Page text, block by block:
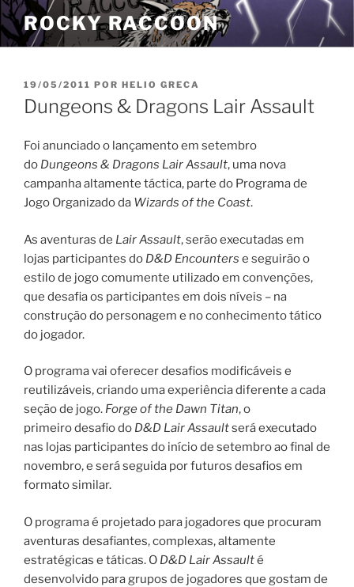
Pular
para
o
ROCKY RACCOON
PUBLICADO
EM
19/05/2011 POR HELIO GRECA
Dungeons & Dragons Lair Assault
Foi anunciado o lançamento em setembro
do Dungeons & Dragons Lair Assault, uma nova
campanha altamente táctica, parte do Programa de
Jogo Organizado da Wizards of the Coast.
As aventuras de Lair Assault, serão executadas em
lojas participantes do D&D Encounters e seguirãoo
estilo de jogo comumente utilizado em convenções,
que desafia os participantes em dois níveis – na
construção do personagem e no conhecimento tático
do jogador.
O programa vai oferecer desafios modificáveis e
reutilizáveis, criando uma experiência diferente a cada
seção de jogo. Forge of the Dawn Titan, o
primeiro desafio do D&D Lair Assaultserá executado
nas lojas participantes do início de setembro ao final de
novembro, e será seguida por futuros desafios em
formato similar.
O programa é projetado para jogadores que procuram
aventuras desafiantes, complexas, altamente
estratégicas e táticas. O D&D Lair Assaulté
desenvolvido para grupos de jogadores que gostam de